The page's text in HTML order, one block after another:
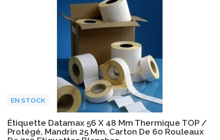
EN STOCK
Étiquette Datamax 56 X 48 Mm Thermique TOP /
Protégé, Mandrin 25 Mm, Carton De 60 Rouleaux